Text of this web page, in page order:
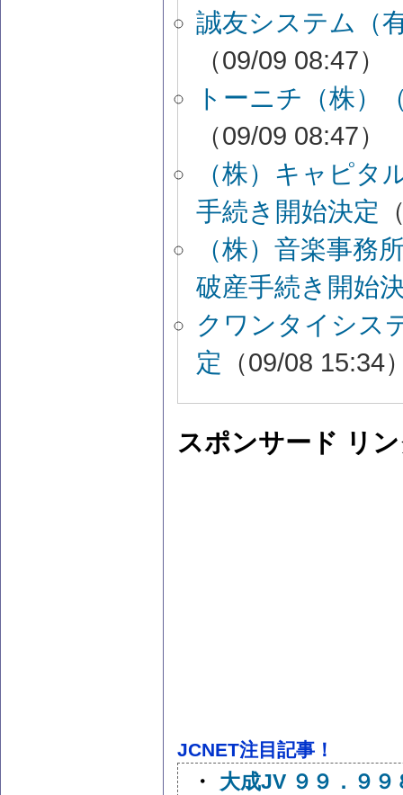
誠友システム（
（09/09 08:47）
トーニチ（株）
（09/09 08:47）
（株）キャピタ
手続き開始決定
（株）音楽事務
破産手続き開始
クワンタイシス
定 （09/08 15:34
スポンサード リ
JCNET注目記事！
・
大成JV ９９．９